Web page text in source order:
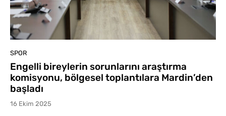
SPOR
Engelli bireylerin sorunlarını araştırma
komisyonu, bölgesel toplantılara Mardin’den
başladı
16 Ekim 2025